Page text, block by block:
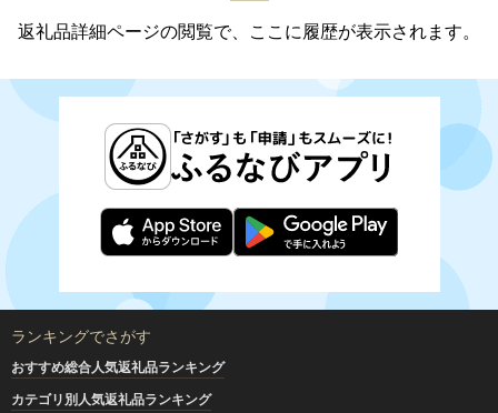
返礼品詳細ページの閲覧で、ここに履歴が表示されます。
ランキングでさがす
おすすめ総合人気返礼品ランキング
カテゴリ別人気返礼品ランキング